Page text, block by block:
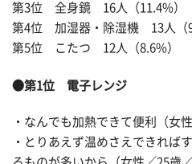
第3位 全身鏡 16人（11.4%）
第4位 加湿器・除湿機 13人（
第5位 こたつ 12人（8.6%）
●第1位 電子レンジ
・なんでも加熱できて便利（女
・とりあえず温めさえできれば